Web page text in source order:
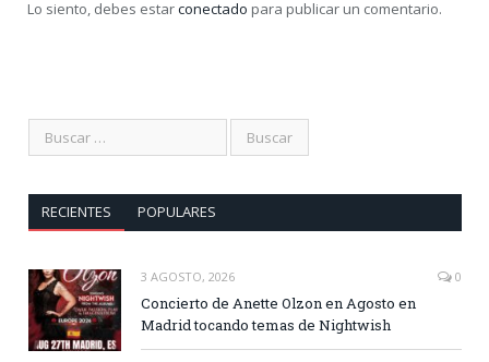
Lo siento, debes estarconectado para publicar un comentario.
RECIENTES POPULARES
3 AGOSTO, 2026 0
Concierto de Anette Olzon en Agosto en
Madrid tocando temas de Nightwish